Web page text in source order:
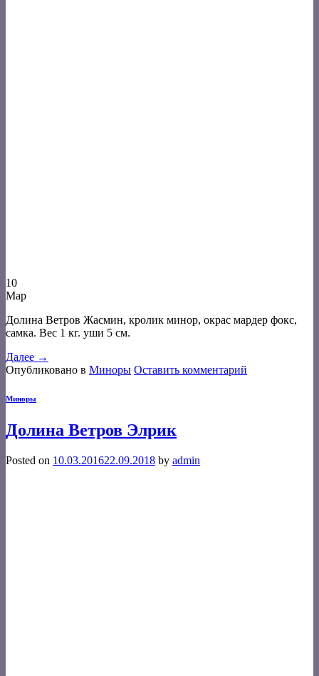
10
Мар
Долина Ветров Жасмин, кролик минор, окрас мардер фокс,
самка. Вес 1 кг. уши 5 см.
Далее →
Опубликовано в Миноры Оставить комментарий
Миноры
Долина Ветров Элрик
Posted on 10.03.201622.09.2018 by admin